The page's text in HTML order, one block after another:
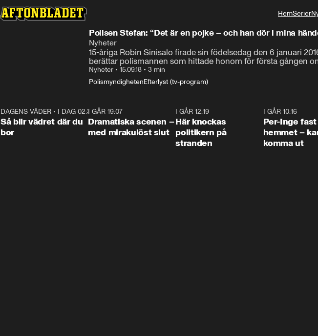
HemSerier
Polisen Stefan: “Det är en pojke – och han dör i mina
Nyheter
15-åriga Robin Sinisalo firade sin födelsedag den 6 januari
berättar polismannen som hittade honom för första gången
Nyheter • 15.09.18 • 3 min
PolismyndighetenEfterlyst (tv-program)
1:06
DAGENS VÄDER • I DAG 02:30
Så blir vädret där du
bor
I GÅR 19:07
Dramatiska scenen –
med mirakulöst slut
I GÅR 12:19
Här knockas
politikern på
stranden
I GÅR 10:16
Per-Inge
hemmet –
komma ut